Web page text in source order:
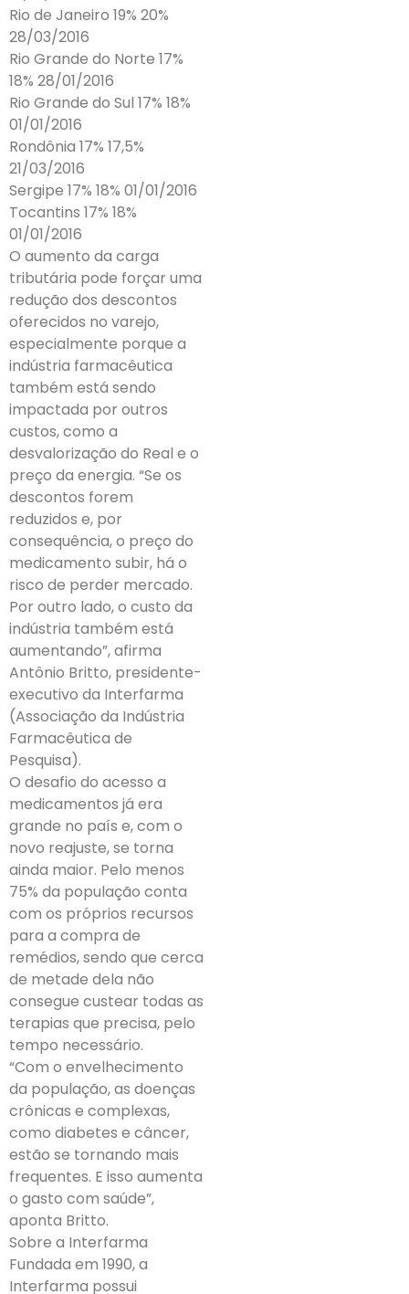
Rio de Janeiro 19% 20%
28/03/2016
Rio Grande do Norte 17%
18% 28/01/2016
Rio Grande do Sul 17% 18%
01/01/2016
Rondônia 17% 17,5%
21/03/2016
Sergipe 17% 18% 01/01/2016
Tocantins 17% 18%
01/01/2016
O aumento da carga
tributária pode forçar uma
redução dos descontos
oferecidos no varejo,
especialmente porque a
indústria farmacêutica
também está sendo
impactada por outros
custos, como a
desvalorização do Real e o
preço da energia. “Se os
descontos forem
reduzidos e, por
consequência, o preço do
medicamento subir, há o
risco de perder mercado.
Por outro lado, o custo da
indústria também está
aumentando”, afirma
Antônio Britto, presidente-
executivo da Interfarma
(Associação da Indústria
Farmacêutica de
Pesquisa).
O desafio do acesso a
medicamentos já era
grande no país e, com o
novo reajuste, se torna
ainda maior. Pelo menos
75% da população conta
com os próprios recursos
para a compra de
remédios, sendo que cerca
de metade dela não
consegue custear todas as
terapias que precisa, pelo
tempo necessário.
“Com o envelhecimento
da população, as doenças
crônicas e complexas,
como diabetes e câncer,
estão se tornando mais
frequentes. E isso aumenta
o gasto com saúde”,
aponta Britto.
Sobre a Interfarma
Fundada em 1990, a
Interfarma possui